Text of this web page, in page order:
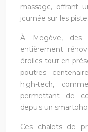
massage, offrant
journée sur les
À Megève, des
entièrement
étoiles tout en
poutres
high-tech,
permettant de
depuis un
Ces chalets de